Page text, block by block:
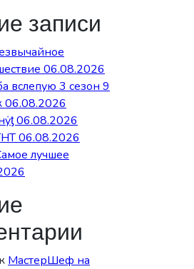
записи
06.08.2026
вслепую 3 сезон 9
06.08.2026
06.08.2026
06.08.2026
лучшее
к МастерШеф на